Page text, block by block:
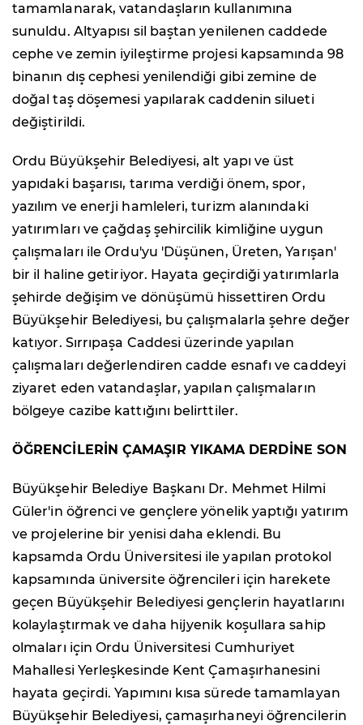
tamamlanarak, vatandaşların kullanımına
sunuldu. Altyapısı sil baştan yenilenen caddede
cephe ve zemin iyileştirme projesi kapsamında 98
binanın dış cephesi yenilendiği gibi zemine de
doğal taş döşemesi yapılarak caddenin silueti
değiştirildi.
Ordu Büyükşehir Belediyesi, alt yapı ve üst
yapıdaki başarısı, tarıma verdiği önem, spor,
yazılım ve enerji hamleleri, turizm alanındaki
yatırımları ve çağdaş şehircilik kimliğine uygun
çalışmaları ile Ordu'yu 'Düşünen, Üreten, Yarışan'
bir il haline getiriyor. Hayata geçirdiği yatırımlarla
şehirde değişim ve dönüşümü hissettiren Ordu
Büyükşehir Belediyesi, bu çalışmalarla şehre değer
katıyor. Sırrıpaşa Caddesi üzerinde yapılan
çalışmaları değerlendiren cadde esnafı ve caddeyi
ziyaret eden vatandaşlar, yapılan çalışmaların
bölgeye cazibe kattığını belirttiler.
ÖĞRENCİLERİN ÇAMAŞIR YIKAMA DERDİNE SON
Büyükşehir Belediye Başkanı Dr. Mehmet Hilmi
Güler'in öğrenci ve gençlere yönelik yaptığı yatırım
ve projelerine bir yenisi daha eklendi. Bu
kapsamda Ordu Üniversitesi ile yapılan protokol
kapsamında üniversite öğrencileri için harekete
geçen Büyükşehir Belediyesi gençlerin hayatlarını
kolaylaştırmak ve daha hijyenik koşullara sahip
olmaları için Ordu Üniversitesi Cumhuriyet
Mahallesi Yerleşkesinde Kent Çamaşırhanesini
hayata geçirdi. Yapımını kısa sürede tamamlayan
Büyükşehir Belediyesi, çamaşırhaneyi öğrencilerin